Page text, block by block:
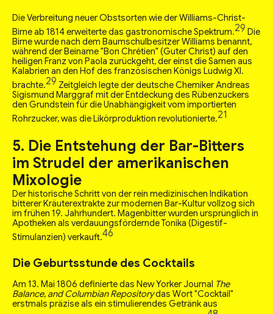
Die Verbreitung neuer Obstsorten wie der Williams-Christ-
Birne ab 1814 erweiterte das gastronomische Spektrum.29 Die
Birne wurde nach dem Baumschulbesitzer Williams benannt,
während der Beiname "Bon Chrétien" (Guter Christ) auf den
heiligen Franz von Paola zurückgeht, der einst die Samen aus
Kalabrien an den Hof des französischen Königs Ludwig XI.
brachte.29 Zeitgleich legte der deutsche Chemiker Andreas
Sigismund Marggraf mit der Entdeckung des Rübenzuckers
den Grundstein für die Unabhängigkeit vom importierten
Rohrzucker, was die Likörproduktion revolutionierte.21
5. Die Entstehung der Bar-Bitters
im Strudel der amerikanischen
Mixologie
Der historische Schritt von der rein medizinischen Indikation
bitterer Kräuterextrakte zur modernen Bar-Kultur vollzog sich
im frühen 19. Jahrhundert. Magenbitter wurden ursprünglich in
Apotheken als verdauungsfördernde Tonika (Digestif-
Stimulanzien) verkauft.46
Die Geburtsstunde des Cocktails
Am 13. Mai 1806 definierte das New Yorker Journal The
Balance, and Columbian Repositorydas Wort "Cocktail"
erstmals präzise als ein stimulierendes Getränk aus